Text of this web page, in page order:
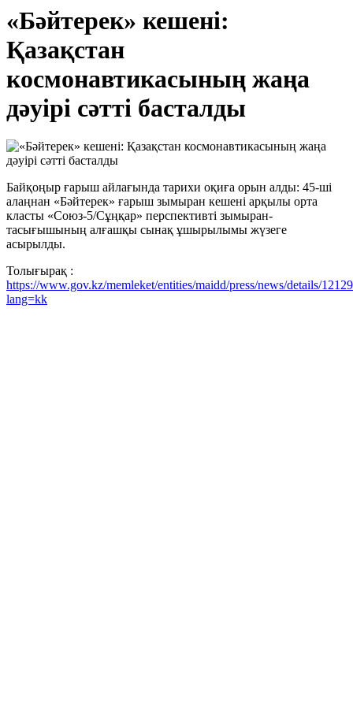
«Бәйтерек» кешені:
Қазақстан
космонавтикасының жаңа
дәуірі сәтті басталды
Байқоңыр ғарыш айлағында тарихи оқиға орын алды: 45-ші
алаңнан «Бәйтерек» ғарыш зымыран кешені арқылы орта
класты «Союз-5/Сұңқар» перспективті зымыран-
тасығышының алғашқы сынақ ұшырылымы жүзеге
асырылды.
Толығырақ :
https://www.gov.kz/memleket/entities/maidd/press/news/details/
lang=kk